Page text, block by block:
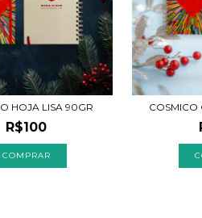
HOJA LISA 90GR
R$100
COSMICO